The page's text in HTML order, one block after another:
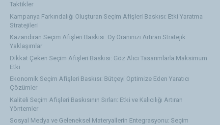
Taktikler
Kampanya Farkındalığı Oluşturan Seçim Afişleri Baskısı: Etki Yaratma
Stratejileri
Kazandıran Seçim Afişleri Baskısı: Oy Oranınızı Artıran Stratejik
Yaklaşımlar
Dikkat Çeken Seçim Afişleri Baskısı: Göz Alıcı Tasarımlarla Maksimum
Etki
Ekonomik Seçim Afişleri Baskısı: Bütçeyi Optimize Eden Yaratıcı
Çözümler
Kaliteli Seçim Afişleri Baskısının Sırları: Etki ve Kalıcılığı Artıran
Yöntemler
Sosyal Medya ve Geleneksel Materyallerin Entegrasyonu: Seçim